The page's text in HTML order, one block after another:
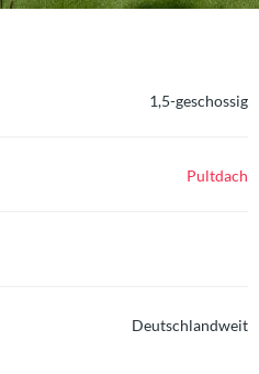
1,5-geschossig
Pultdach
Deutschlandweit